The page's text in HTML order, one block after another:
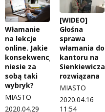
Włamanie
na lekcje
online. Jakie
konsekwencje
niesie za
sobą taki
wybryk?
MIASTO
2020.04.29
[WIDEO]
Głośna
sprawa
włamania do
kantoru na
Sienkiewicza
rozwiązana
MIASTO
2020.04.16
11:54